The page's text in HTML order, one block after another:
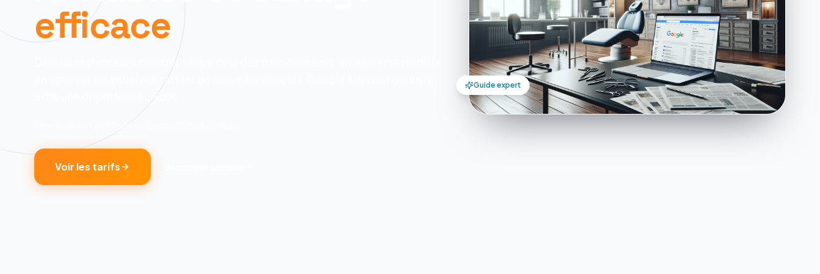
efficace
Dans un secteur aussi compétitif que celui des soins dentaires, améliorer sa visibilité
en ligne est essentiel pour attirer de nouveaux patients. Google Ads pour dentiste
offre une opportunité unique
Voir les tarifs
Guide expert